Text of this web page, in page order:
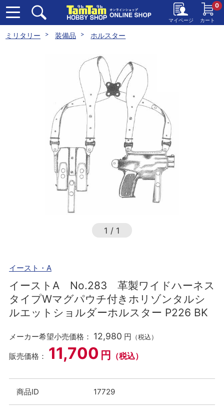
マイページ カート
0
ミリタリー 装備品 ホルスター
1 / 1
イースト・A
イーストA No.283 革製ワイドハーネス
タイプWマグパウチ付きホリゾンタルシ
ルエットショルダーホルスター P226 BK
メーカー希望小売価格： 12,980 円 （税込）
販売価格： 11,700 円 （税込）
商品ID 17729